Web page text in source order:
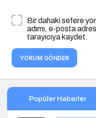
Bir dahaki sefere
adımı, e-posta
tarayıcıya kaydet.
YORUM GÖNDER
Popüler Haberler